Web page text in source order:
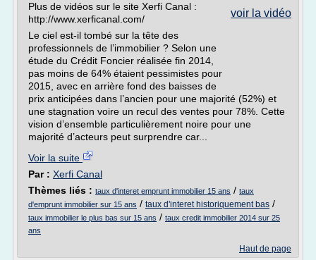
voir la vidéo
Plus de vidéos sur le site Xerfi Canal :
http://www.xerficanal.com/
Le ciel est-il tombé sur la tête des
professionnels de l’immobilier ? Selon une
étude du Crédit Foncier réalisée fin 2014,
pas moins de 64% étaient pessimistes pour
2015, avec en arrière fond des baisses de
prix anticipées dans l’ancien pour une majorité (52%) et
une stagnation voire un recul des ventes pour 78%. Cette
vision d’ensemble particulièrement noire pour une
majorité d’acteurs peut surprendre car...
Voir la suite
Par : Xerfi Canal
Thèmes liés : taux d'interet emprunt immobilier 15 ans / taux
d'emprunt immobilier sur 15 ans / taux d'interet historiquement bas /
taux immobilier le plus bas sur 15 ans / taux credit immobilier 2014 sur 25
ans
Haut de page